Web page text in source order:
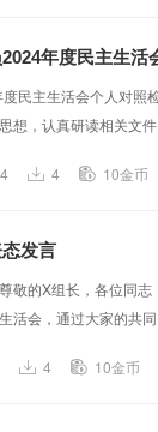
年度民主生活
民主生活会个人对
，认真研读相关文
情况（一）强化理论
4 10金币
发言
敬的X组长，各位同
活会，通过大家的共
切感到，作为局党组
4 10金币